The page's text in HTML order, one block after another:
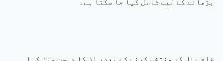
بڑھانے کے لیے شامل کیا جا سکتا ہے۔
خام مال کو منتخب کرنے کے بعد، ان کا درست وزن کیا